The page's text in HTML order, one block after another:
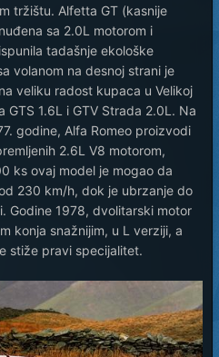
tržištu. Alfetta GT (kasnije
sa 2.0L motorom i
tadašnje ekološke
volanom na desnoj strani je
veliku radost kupaca u Velikoj
GTS 1.6L i GTV Strada 2.0L. Na
godine, Alfa Romeo proizvodi
2.6L V8 motorom,
ks ovaj model je mogao da
230 km/h, dok je ubrzanje do
Godine 1978, dvolitarski motor
konja snažnijim, u L verziji, a
stiže pravi specijalitet.